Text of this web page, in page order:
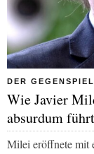
DER
Wie Javier
absurdum führt
Milei eröffnete mit